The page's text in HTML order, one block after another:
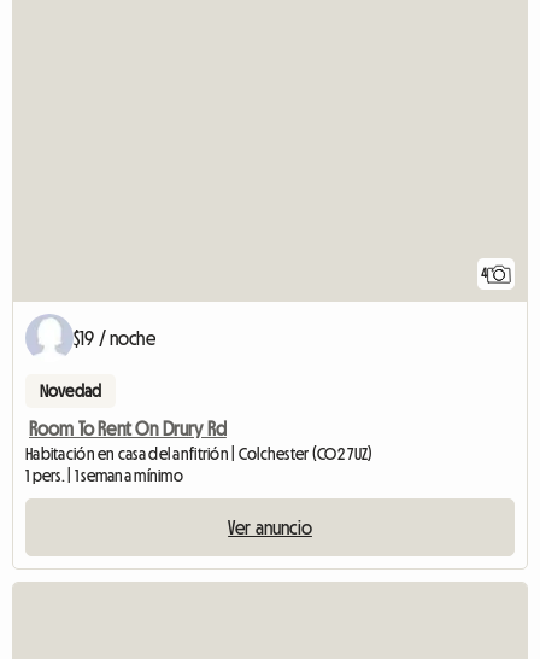
4
$19 / noche
Novedad
Room To Rent On Drury Rd
Habitación en casa del anfitrión | Colchester (CO2 7UZ)
1 pers. | 1 semana mínimo
Ver anuncio